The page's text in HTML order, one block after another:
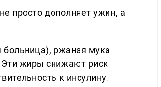
просто дополняет ужин, а
ржаная мука
жиры снижают риск
к инсулину.